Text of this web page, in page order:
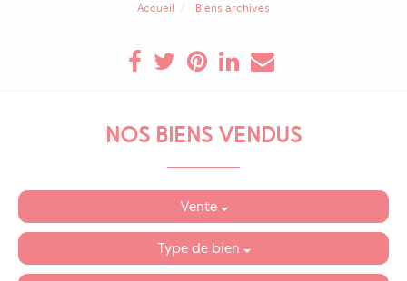
Accueil Biens archives
NOS BIENS VENDUS
Vente
Type de bien